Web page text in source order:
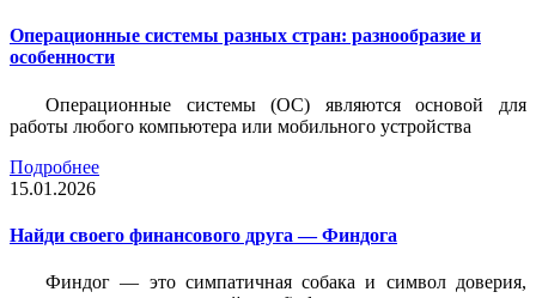
Операционные системы разных стран: разнообразие и
особенности
Операционные системы (ОС) являются основой для
работы любого компьютера или мобильного устройства
Подробнее
15.01.2026
Найди своего финансового друга — Финдога
Финдог — это симпатичная собака и символ доверия,